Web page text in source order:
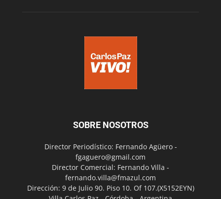
SOBRE NOSOTROS
Director Periodístico: Fernando Agüero -
fgaguero@gmail.com
Director Comercial: Fernando Villa -
fernando.villa@fmazul.com
Dirección: 9 de Julio 90. Piso 10. Of 107.(X5152EYN)